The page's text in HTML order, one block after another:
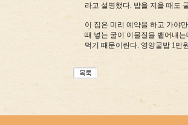
라고 설명했다. 밥을 지을 때도
이 집은 미리 예약을 하고 가야
때 넣는 굴이 이물질을 뱉어내
먹기 때문이란다. 영양굴밥 1만